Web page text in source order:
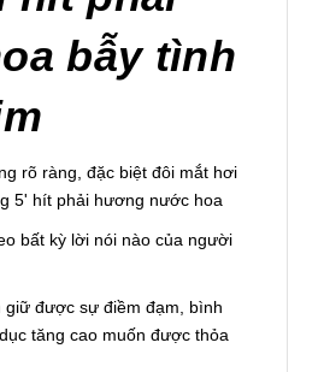
bẫy tình
rõ ràng, đặc biệt đôi mắt hơi
5' hít phải hương nước hoa
bất kỳ lời nói nào của người
giữ được sự điềm đạm, bình
tăng cao muốn được thỏa